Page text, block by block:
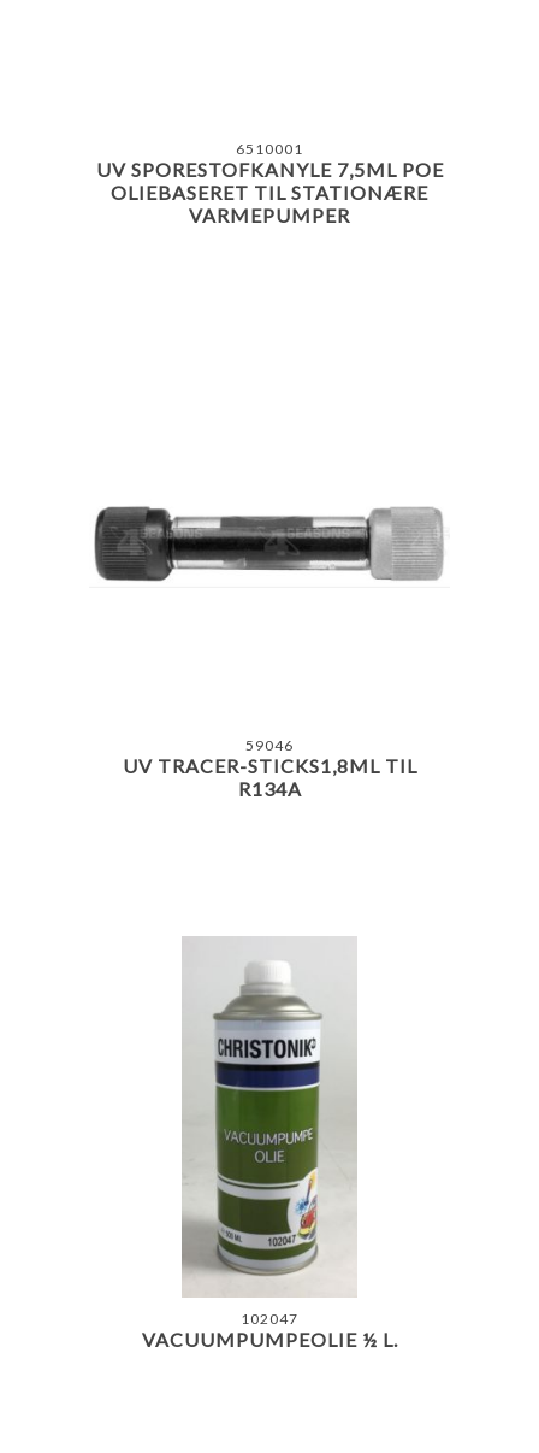
6510001
UV SPORESTOFKANYLE 7,5ML POE
OLIEBASERET TIL STATIONÆRE
VARMEPUMPER
59046
UV TRACER-STICKS1,8ML TIL
R134A
102047
VACUUMPUMPEOLIE ½ L.